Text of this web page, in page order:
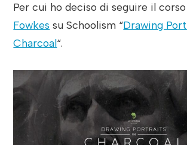
Per cui ho deciso di seguire il
Fowkes su Schoolism “Drawing
Charcoal“.